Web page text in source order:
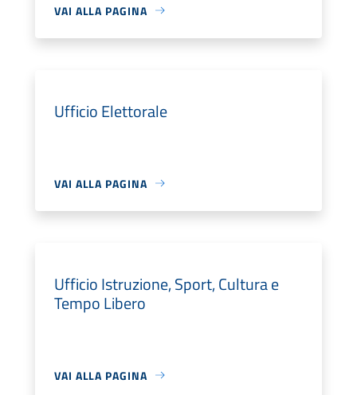
VAI ALLA PAGINA
Ufficio Elettorale
VAI ALLA PAGINA
Ufficio Istruzione, Sport, Cultura e
Tempo Libero
VAI ALLA PAGINA